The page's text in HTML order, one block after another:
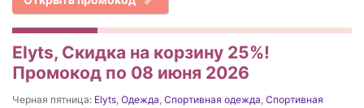
Elyts, Скидка на корзину 25%!
Промокод по 08 июня 2026
Черная пятница: Elyts Одежда Спортивная одежда Спортивная